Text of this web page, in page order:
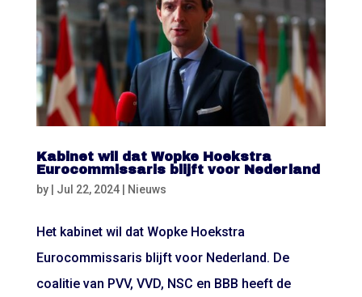
Kabinet wil dat Wopke Hoekstra
Eurocommissaris blijft voor Nederland
by Jul 22, 2024| Nieuws
Het kabinet wil dat Wopke Hoekstra
Eurocommissaris blijft voor Nederland. De
coalitie van PVV, VVD, NSC en BBB heeft de